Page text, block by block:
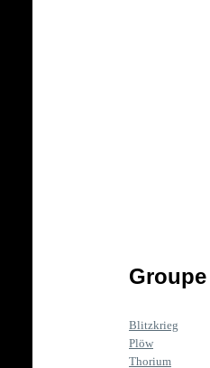
Groupe
Blitzkrieg
Plöw
Thorium